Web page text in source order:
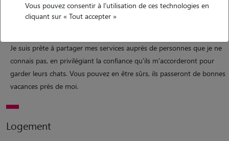
Je suis prête à partager mes services auprès de personnes que je ne
connais pas, en privilégiant la confiance qu'ils m'accorderont pour
garder leurs chats. Vous pouvez en être sûrs, ils passeront de bonnes
vacances près de moi.
Logement
Vous pouvez consentir à l'utilisation de ces technologies en
cliquant sur « Tout accepter »